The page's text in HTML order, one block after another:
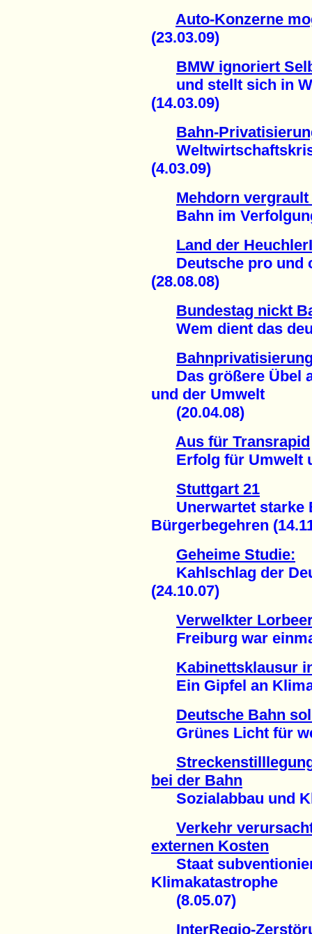
Auto-Konzerne
(23.03.09)
BMW ignoriert
und stellt sich in
(14.03.09)
Bahn-
(4.03.09)
Mehdorn
Bahn im
Land der
Deutsche pro und
(28.08.08)
Bundestag nickt
Wem dient das
Das größere Übel
und der Umwelt
(20.04.08)
Aus für Transrapid
Erfolg für Umwelt
Stuttgart 21
Unerwartet starke
Bürgerbegehren
Geheime Studie:
Kahlschlag der
(24.10.07)
Verwelkter
Freiburg war
Kabinettsklausur
Ein Gipfel an
Deutsche Bahn
Grünes Licht für
bei der Bahn
Sozialabbau und
Verkehr
externen Kosten
Staat
Klimakatastrophe
(8.05.07)
InterRegio-